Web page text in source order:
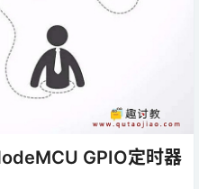
GPIO定时器